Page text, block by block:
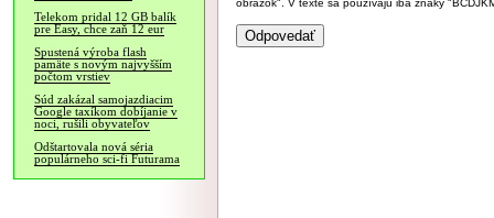
Telekom pridal 12 GB balík
pre Easy, chce zaň 12 eur
Spustená výroba flash
pamäte s novým najvyšším
počtom vrstiev
Súd zakázal samojazdiacim
Google taxíkom dobíjanie v
noci, rušili obyvateľov
Odštartovala nová séria
populárneho sci-fi Futurama
obrázok". V texte sa používajú iba znaky